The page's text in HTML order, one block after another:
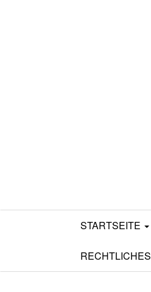
Mamili1910
STARTSEITE
RECHTLICHES